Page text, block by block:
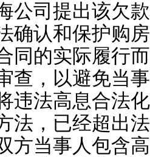
公司提出该欠
确认和保护购
同的实际履行
查，以避免当
违法高息合法
法，已经超出
方当事人包含